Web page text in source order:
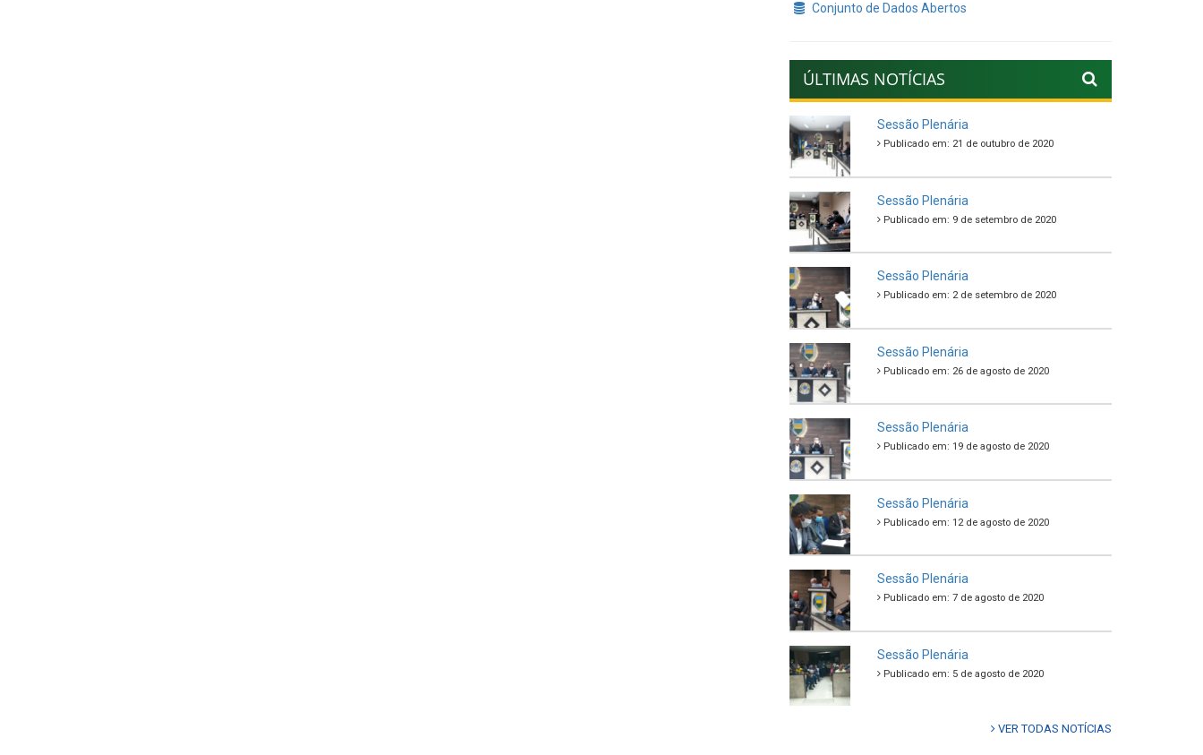
Conjunto de Dados Abertos
ÚLTIMAS NOTÍCIAS
Sessão Plenária
Publicado em: 21 de outubro de 2020
Sessão Plenária
Publicado em: 9 de setembro de 2020
Sessão Plenária
Publicado em: 2 de setembro de 2020
Sessão Plenária
Publicado em: 26 de agosto de 2020
Sessão Plenária
Publicado em: 19 de agosto de 2020
Sessão Plenária
Publicado em: 12 de agosto de 2020
Sessão Plenária
Publicado em: 7 de agosto de 2020
Sessão Plenária
Publicado em: 5 de agosto de 2020
VER TODAS NOTÍCIAS